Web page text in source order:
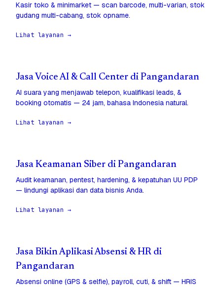
Kasir toko & minimarket — scan barcode, multi-varian, stok
gudang multi-cabang, stok opname.
Lihat layanan →
Jasa Voice AI & Call Center di Pangandaran
AI suara yang menjawab telepon, kualifikasi leads, &
booking otomatis — 24 jam, bahasa Indonesia natural.
Lihat layanan →
Jasa Keamanan Siber di Pangandaran
Audit keamanan, pentest, hardening, & kepatuhan UU PDP
— lindungi aplikasi dan data bisnis Anda.
Lihat layanan →
Jasa Bikin Aplikasi Absensi & HR di
Pangandaran
Absensi online (GPS & selfie), payroll, cuti, & shift — HRIS